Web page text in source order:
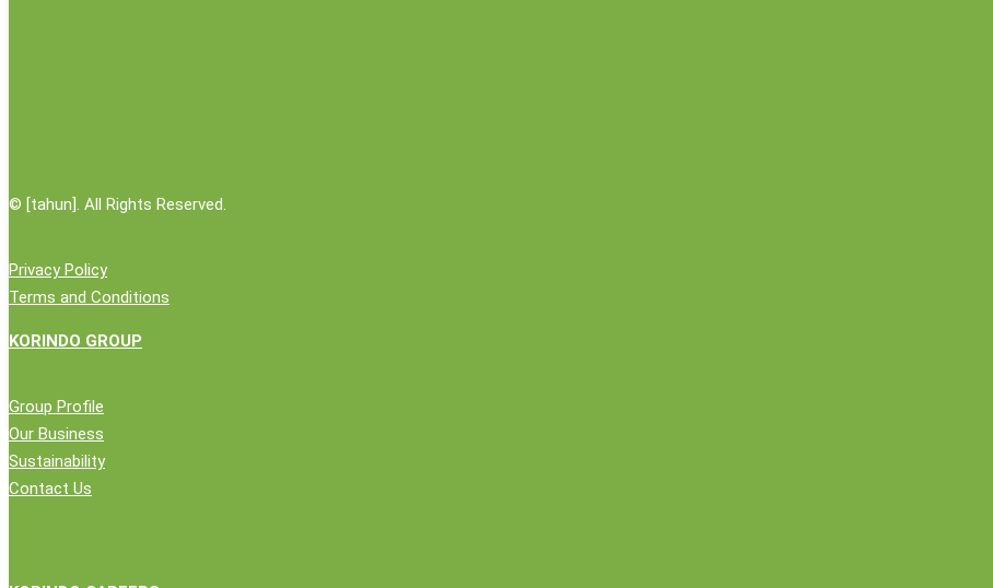
Penantian panjang petani Merauke jadi plasma sawit
Perubahan Untuk Indonesia yang Lebih Baik
KORINDO CSR Annual Report 2017
© [tahun]. All Rights Reserved.
Privacy Policy
Terms and Conditions
KORINDO GROUP
Group Profile
Our Business
Sustainability
Contact Us